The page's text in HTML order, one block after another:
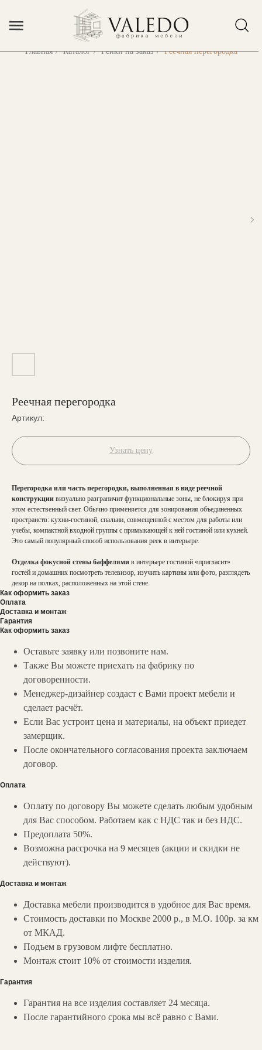
Главная / Каталог / Рейки на заказ / Реечная перегородка
Реечная перегородка
Артикул:
Узнать цену
Перегородка или часть перегородки, выполненная в виде реечной
конструкции визуально разграничит функциональные зоны, не блокируя при
этом естественный свет. Обычно применяется для зонирования объединенных
пространств: кухни-гостиной, спальни, совмещенной с местом для работы или
учебы, компактной входной группы с примыкающей к ней гостиной или кухней.
Это самый популярный способ использования реек в интерьере.
Отделка фокусной стены баффелями в интерьере гостиной «пригласит»
гостей и домашних посмотреть телевизор, изучить картины или фото, разглядеть
декор на полках, расположенных на этой стене.
Как оформить заказ
Оплата
Доставка и монтаж
Гарантия
Как оформить заказ
Оставьте заявку или позвоните нам.
Также Вы можете приехать на фабрику по
договоренности.
Менеджер-дизайнер создаст с Вами проект мебели и
сделает расчёт.
Если Вас устроит цена и материалы, на объект приедет
замерщик.
После окончательного согласования проекта заключаем
договор.
Оплата
Оплату по договору Вы можете сделать любым удобным
для Вас способом. Работаем как с НДС так и без НДС.
Предоплата 50%.
Возможна рассрочка на 9 месяцев (акции и скидки не
действуют).
Доставка и монтаж
Доставка мебели производится в удобное для Вас время.
Стоимость доставки по Москве 2000 р., в М.О. 100р. за км
от МКАД.
Подъем в грузовом лифте бесплатно.
Монтаж стоит 10% от стоимости изделия.
Гарантия
Гарантия на все изделия составляет 24 месяца.
После гарантийного срока мы всё равно с Вами.